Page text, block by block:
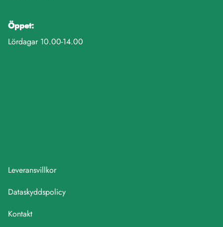
Öppet:
Lördagar 10.00-14.00
Leveransvillkor
Dataskyddspolicy
Kontakt